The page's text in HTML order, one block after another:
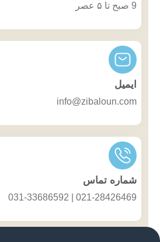
9 صبح تا ۵ عصر
ایمیل
info@zibaloun.com
شماره تماس
021-28426469 | 031-33686592